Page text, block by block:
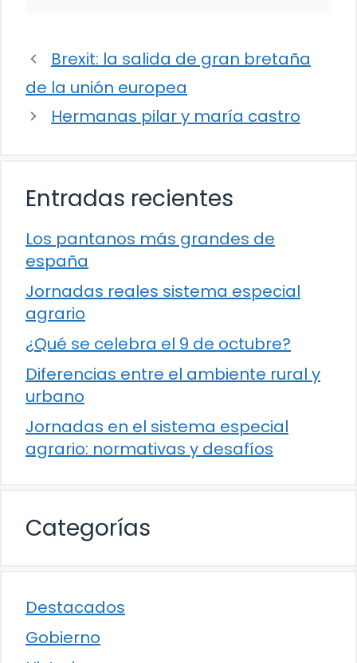
Brexit: la salida de gran bretaña
de la unión europea
Hermanas pilar y maría castro
Entradas recientes
Los pantanos más grandes de
españa
Jornadas reales sistema especial
agrario
¿Qué se celebra el 9 de octubre?
Diferencias entre el ambiente rural y
urbano
Jornadas en el sistema especial
agrario: normativas y desafíos
Categorías
Destacados
Gobierno